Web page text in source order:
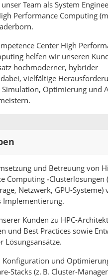
Team als System
Performance Computing
Center High
helfen wir unseren
hochmoderner, hybrider
vielfältige
Simulation, Optimierung und
und Betreuung von
Computing ‑Clusterlösungen
Netzwerk, GPU-Systeme)
Implementierung.
Kunden zu HPC-
und Best Practices sowie
Lösungsansätze.
Konfiguration und
Stacks (z. B. Cluster-